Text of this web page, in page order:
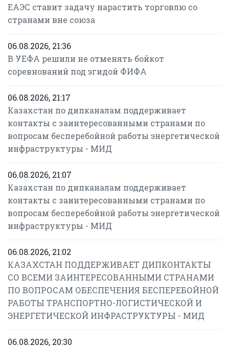
ЕАЭС ставит задачу нарастить торговлю со
странами вне союза
06.08.2026, 21:36
В УЕФА решили не отменять бойкот
соревнований под эгидой ФИФА
06.08.2026, 21:17
Казахстан по дипканалам поддерживает
контакты с заинтересованными странами по
вопросам бесперебойной работы энергетической
инфраструктуры - МИД
06.08.2026, 21:07
Казахстан по дипканалам поддерживает
контакты с заинтересованными странами по
вопросам бесперебойной работы энергетической
инфраструктуры - МИД
06.08.2026, 21:02
КАЗАХСТАН ПОДДЕРЖИВАЕТ ДИПКОНТАКТЫ
СО ВСЕМИ ЗАИНТЕРЕСОВАННЫМИ СТРАНАМИ
ПО ВОПРОСАМ ОБЕСПЕЧЕНИЯ БЕСПЕРЕБОЙНОЙ
РАБОТЫ ТРАНСПОРТНО-ЛОГИСТИЧЕСКОЙ И
ЭНЕРГЕТИЧЕСКОЙ ИНФРАСТРУКТУРЫ - МИД
06.08.2026, 20:30